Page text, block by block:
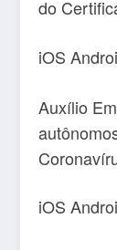
do
iOS
Auxílio
iOS